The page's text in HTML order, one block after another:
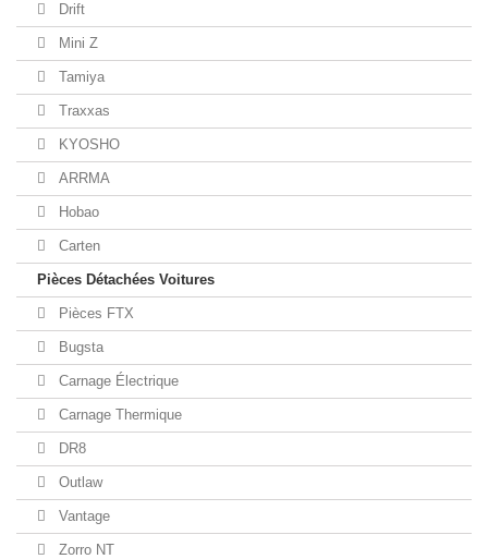
Drift
Mini Z
Tamiya
Traxxas
KYOSHO
ARRMA
Hobao
Carten
Pièces Détachées Voitures
Pièces FTX
Bugsta
Carnage Électrique
Carnage Thermique
DR8
Outlaw
Vantage
Zorro NT